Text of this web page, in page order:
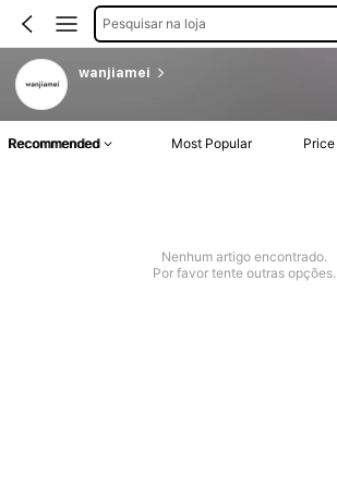
Pesquisar na loja
wanjiamei
Recommended Most Popular Price
Nenhum artigo encontrado.
Por favor tente outras opções.